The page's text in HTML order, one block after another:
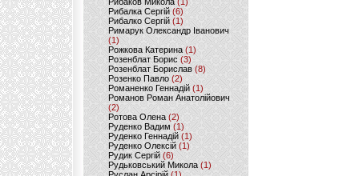
Рибалка Сергій (6)
Рибалко Сергій (1)
Римарук Олександр Іванович
(1)
Рожкова Катерина(1)
Розенблат Борис (3)
Розенблат Борислав (8)
Розенко Павло (2)
Романенко Геннадій (1)
Романов Роман Анатолійович
(2)
Ротова Олена(2)
Руденко Вадим (1)
Руденко Геннадій (1)
Руденко Олексій(1)
Рудик Сергій(6)
Рудьковський Микола (1)